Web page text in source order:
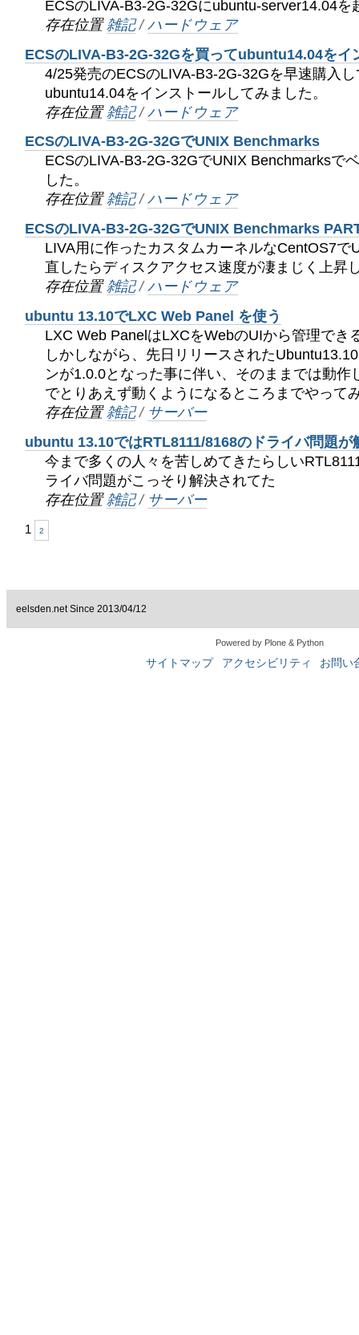
ECSのLIVA-B3-2G-32Gにubuntu-server14.04を
存在位置 雑記 /ハードウェア
ECSのLIVA-B3-2G-32Gを買ってubuntu14.04をイ
4/25発売のECSのLIVA-B3-2G-32Gを早速購入
ubuntu14.04をインストールしてみました。
存在位置 雑記 /ハードウェア
ECSのLIVA-B3-2G-32GでUNIX Benchmarks
ECSのLIVA-B3-2G-32GでUNIX Benchmarksで
した。
存在位置 雑記 /ハードウェア
ECSのLIVA-B3-2G-32GでUNIX Benchmarks
LIVA用に作ったカスタムカーネルなCentOS7で
直したらディスクアクセス速度が凄まじく上昇
存在位置 雑記 /ハードウェア
ubuntu 13.10でLXC Web Panel を使う
LXC Web PanelはLXCをWebのUIから管理でき
しかしながら、先日リリースされた
ンが1.0.0となった事に伴い、そのままでは動作
でとりあえず動くようになるところまでやって
存在位置 雑記 / サーバー
ubuntu 13.10ではRTL8111/8168のドライバ問題が
今まで多くの人々を苦しめてきたらしい
ライバ問題がこっそり解決されてた
存在位置 雑記 / サーバー
1 2
eelsden.net Since 2013/04/12
Powered by Plone & Python
サイトマップ アクセシビリティ お問い